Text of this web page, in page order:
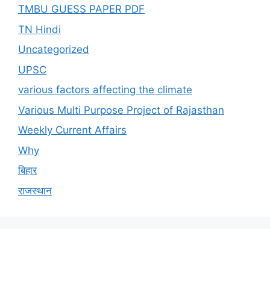
TMBU GUESS PAPER PDF
TN Hindi
Uncategorized
UPSC
various factors affecting the climate
Various Multi Purpose Project of Rajasthan
Weekly Current Affairs
Why
बिहार
राजस्थान